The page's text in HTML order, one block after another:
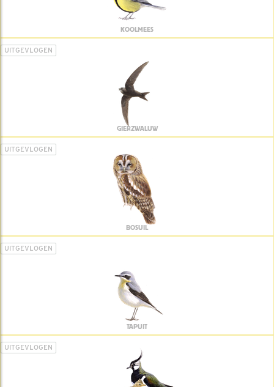
KOOLMEES
UITGEVLOGEN
GIERZWALUW
UITGEVLOGEN
BOSUIL
UITGEVLOGEN
TAPUIT
UITGEVLOGEN